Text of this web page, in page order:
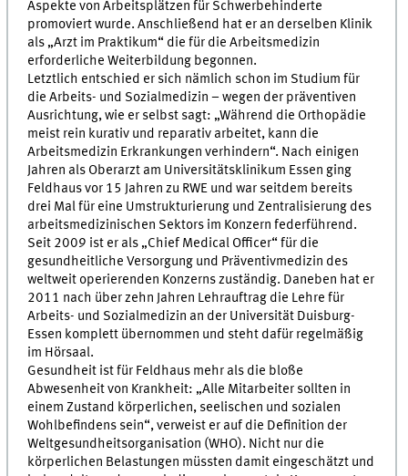
Aspekte von Arbeitsplätzen für Schwerbehinderte
promoviert wurde. Anschließend hat er an derselben Klinik
als „Arzt im Praktikum“ die für die Arbeitsmedizin
erforderliche Weiterbildung begonnen.
Letztlich entschied er sich nämlich schon im Studium für
die Arbeits- und Sozialmedizin – wegen der präventiven
Ausrichtung, wie er selbst sagt: „Während die Orthopädie
meist rein kurativ und reparativ arbeitet, kann die
Arbeitsmedizin Erkrankungen verhindern“. Nach einigen
Jahren als Oberarzt am Universitätsklinikum Essen ging
Feldhaus vor 15 Jahren zu RWE und war seitdem bereits
drei Mal für eine Umstrukturierung und Zentralisierung des
arbeitsmedizinischen Sektors im Konzern federführend.
Seit 2009 ist er als „Chief Medical Officer“ für die
gesundheitliche Versorgung und Präventivmedizin des
weltweit operierenden Konzerns zuständig. Daneben hat er
2011 nach über zehn Jahren Lehrauftrag die Lehre für
Arbeits- und Sozialmedizin an der Universität Duisburg-
Essen komplett übernommen und steht dafür regelmäßig
im Hörsaal.
Gesundheit ist für Feldhaus mehr als die bloße
Abwesenheit von Krankheit: „Alle Mitarbeiter sollten in
einem Zustand körperlichen, seelischen und sozialen
Wohlbefindens sein“, verweist er auf die Definition der
Weltgesundheitsorganisation (WHO). Nicht nur die
körperlichen Belastungen müssten damit eingeschätzt und